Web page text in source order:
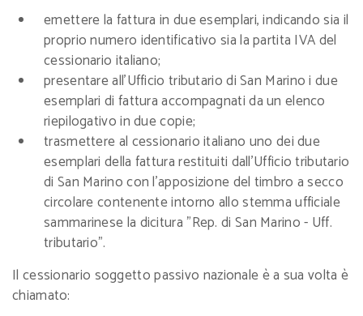
emettere la fattura in due esemplari, indicando sia il
proprio numero identificativo sia la partita IVA del
cessionario italiano;
presentare all’Ufficio tributario di San Marino i due
esemplari di fattura accompagnati da un elenco
riepilogativo in due copie;
trasmettere al cessionario italiano uno dei due
esemplari della fattura restituiti dall’Ufficio tributario
di San Marino con l’apposizione del timbro a secco
circolare contenente intorno allo stemma ufficiale
sammarinese la dicitura "Rep. di San Marino - Uff.
tributario".
Il cessionario soggetto passivo nazionale è a sua volta è
chiamato: